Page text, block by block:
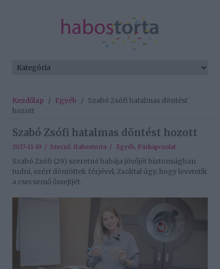
Kezdőlap / Egyéb / Szabó Zsófi hatalmas döntést
hozott
Szabó Zsófi hatalmas döntést hozott
2017-11-19 / Szerző: Habostorta / Egyéb, Párkapcsolat
Szabó Zsófi (29) szeretné babája jövőjét biztonságban
tudni, ezért döntöttek férjével, Zsolttal úgy, hogy levetetik
a csecsemő őssejtjét.